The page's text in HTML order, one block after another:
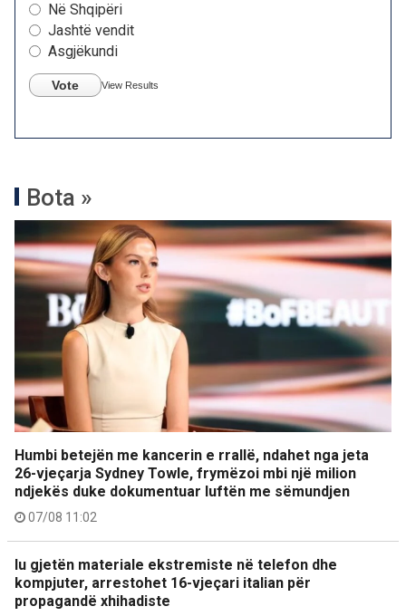
Në Shqipëri
Jashtë vendit
Asgjëkundi
Vote View Results
Bota »
Humbi betejën me kancerin e rrallë, ndahet nga jeta
26-vjeçarja Sydney Towle, frymëzoi mbi një milion
ndjekës duke dokumentuar luftën me sëmundjen
07/08 11:02
Iu gjetën materiale ekstremiste në telefon dhe
kompjuter, arrestohet 16-vjeçari italian për
propagandë xhihadiste